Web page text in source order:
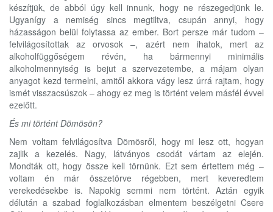
készítjük, de abból úgy kell innunk, hogy ne részegedjünk le.
Ugyanígy a nemiség sincs megtiltva, csupán annyi, hogy
házasságon belül folytassa az ember. Bort persze már tudom –
felvilágosítottak az orvosok –, azért nem ihatok, mert az
alkoholfüggőségem révén, ha bármennyi minimális
alkoholmennyiség is bejut a szervezetembe, a májam olyan
anyagot kezd termelni, amitől akkora vágy lesz úrrá rajtam, hogy
ismét visszacsúszok – ahogy ez meg is történt velem másfél évvel
ezelőtt.
És mi történt Dömösön?
Nem voltam felvilágosítva Dömösről, hogy mi lesz ott, hogyan
zajlik a kezelés. Nagy, látványos csodát vártam az elején.
Mondták ott, hogy össze kell törnünk. Ezt sem értettem még –
voltam én már összetörve régebben, mert keveredtem
verekedésekbe is. Napokig semmi nem történt. Aztán egyik
délután a szabad foglalkozásban elmentem beszélgetni Csere